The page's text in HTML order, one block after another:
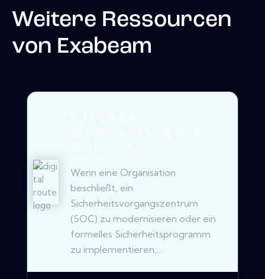
Weitere Ressourcen
von Exabeam
Wenn eine Organisation
beschließt, ein
Sicherheitsvorgangszentrum
(SOC) zu modernisieren oder ein
formelles Sicherheitsprogramm
zu implementieren,...